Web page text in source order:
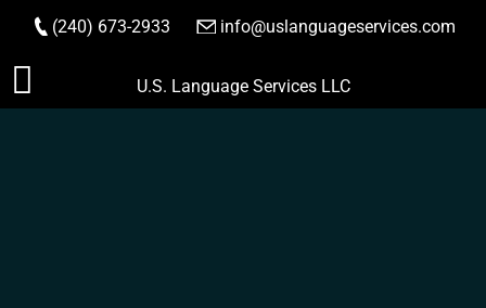
Saltar
(240) 673-2933 info@uslanguageservices.com
HACER PEDIDO
U.S. Language Services LLC